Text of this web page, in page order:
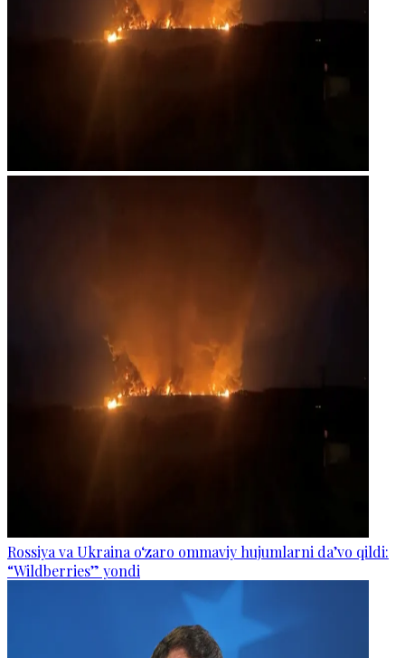
Rossiya va Ukraina o‘zaro ommaviy hujumlarni da’vo qildi:
“Wildberries” yondi